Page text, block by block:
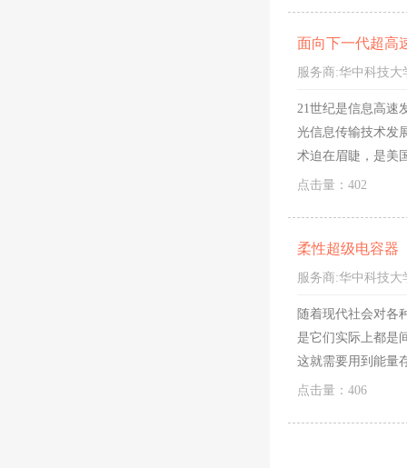
面向下一代超高
服务商:华中科技大
21世纪是信息高速
光信息传输技术发
术迫在眉睫，是美
点击量：402
柔性超级电容器
服务商:华中科技大
随着现代社会对各
是它们实际上都是
这就需要用到能量
更长的循环寿命，
点击量：406